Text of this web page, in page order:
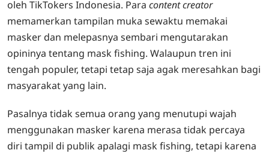
oleh TikTokers Indonesia. Para content creator
memamerkan tampilan muka sewaktu memakai
masker dan melepasnya sembari mengutarakan
opininya tentang mask fishing. Walaupun tren ini
tengah populer, tetapi tetap saja agak meresahkan bagi
masyarakat yang lain.
Pasalnya tidak semua orang yang menutupi wajah
menggunakan masker karena merasa tidak percaya
diri tampil di publik apalagi mask fishing, tetapi karena